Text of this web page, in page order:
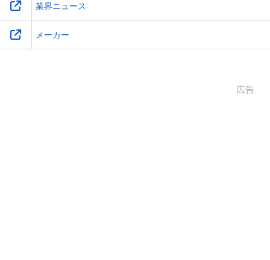
業界ニュース
メーカー
広告